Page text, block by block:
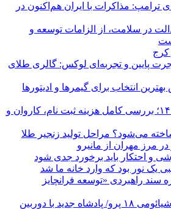
ترامپ: مذاکرات با ایران هم‌اکنون در
در سلامت، از الزامات توسعه و
کرج
اجرت پایین و تجربه‌ای لوکس: گالری طلای
انتخاب برای گیمرها و ادیتورها
هزینه حج عمره ۱۴۰۵؛ بررسی کامل هزینه ثبت نام، کاروان و
می‌شود؟ مراحل تولید زنجیر طلا
در مرز مهران از مانیرو
و احتکار باید برخورد جدی شود
یک نور بود که وارد خانه ما شد
سند راهبردی «توسعه فرانچایز
افشای مشخصات شیائومی ۱۸ پرو/ پادشاه جدید با دوربین